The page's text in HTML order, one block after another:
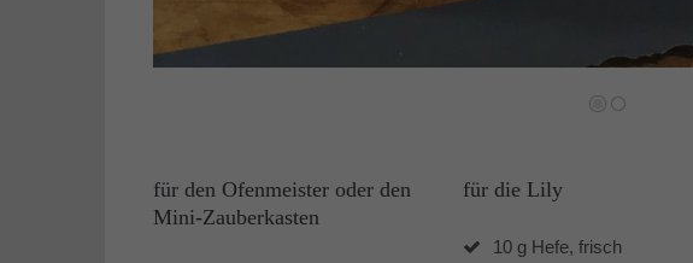
für den Ofenmeister oder den
Mini-Zauberkasten
für die Lily
10 g Hefe, frisch